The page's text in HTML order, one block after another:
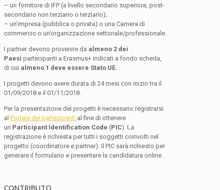
– un fornitore di IFP (a livello secondario superiore, post-
secondario non terziario o terziario);
– un’impresa (pubblica o privata) o una Camera di
commercio o un’organizzazione settoriale/professionale.
I partner devono provenire da almeno 2 dei
Paesi partecipanti a Erasmus+ indicati a fondo scheda,
di cui almeno 1 deve essere Stato UE.
I progetti devono avere durata di 24 mesi con inizio tra il
01/09/2018 e il 01/11/2018.
Per la presentazione dei progetti è necessario registrarsi
al Portale dei partecipanti al fine di ottenere
un Participant Identification Code (PIC). La
registrazione è richiesta per tutti i soggetti coinvolti nel
progetto (coordinatore e partner). Il PIC sarà richiesto per
generare il formulario e presentare la candidatura online.
CONTRIBUTO